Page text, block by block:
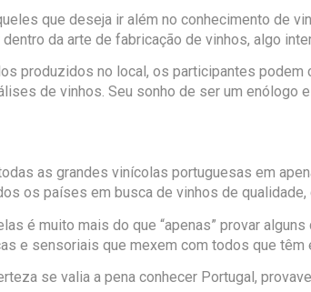
que deseja ir além no conhecimento de
da arte de fabricação de vinhos, algo
produzidos no local, os participantes
de vinhos. Seu sonho de ser um enólogo
as grandes vinícolas portuguesas em
os países em busca de vinhos de
é muito mais do que “apenas” provar
e sensoriais que mexem com todos que têm
se valia a pena conhecer Portugal,